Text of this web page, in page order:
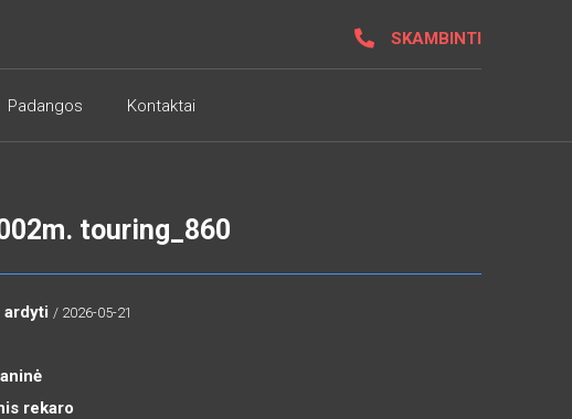
SKAMBINTI
Padangos Kontaktai
touring_860
ardyti / 2026-05-21
rekaro